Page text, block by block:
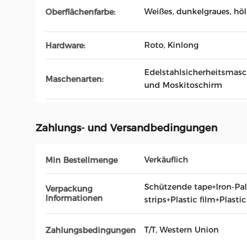
Oberflächenfarbe: Weißes, dunkelgraues,
Hardware: Roto, Kinlong
Maschenarten:
und Moskitoschirm
Zahlungs- und Versandbedingungen
Min Bestellmenge Verkäuflich
Verpackung
Informationen
Schützende tape+Iron-
strips+Plastic film+Plastic
Zahlungsbedingungen T/T, Western Union